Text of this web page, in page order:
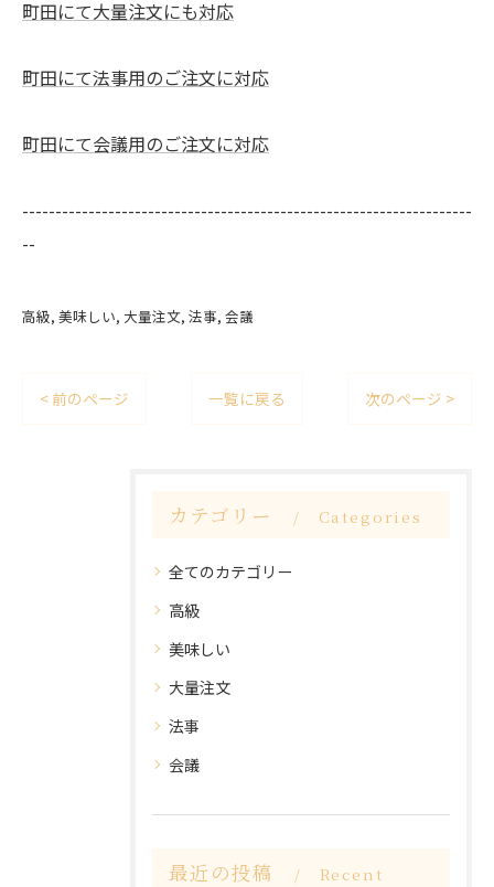
町田にて大量注文にも対応
町田にて法事用のご注文に対応
町田にて会議用のご注文に対応
--------------------------------------------------------------------
--
高級 美味しい 大量注文 法事 会議
< 前のページ 一覧に戻る 次のページ >
カテゴリー Categories
全てのカテゴリー
高級
美味しい
大量注文
法事
会議
最近の投稿
Recent